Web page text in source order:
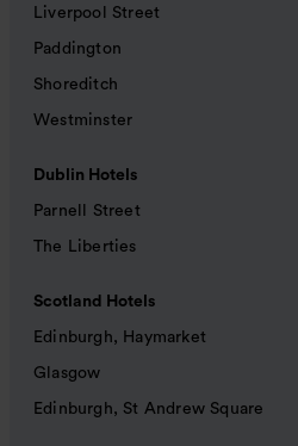
Liverpool Street
Paddington
Shoreditch
Westminster
Dublin Hotels
Parnell Street
The Liberties
Scotland Hotels
Edinburgh, Haymarket
Glasgow
Edinburgh, St Andrew Square